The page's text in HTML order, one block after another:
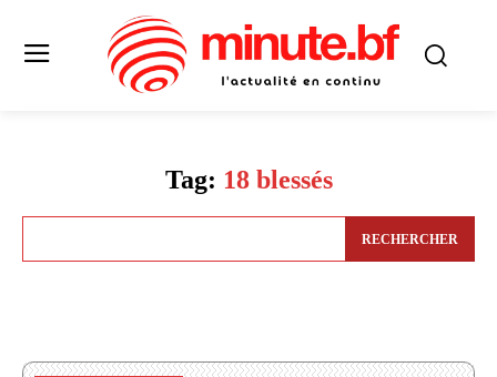
Tag: 18 blessés
RECHERCHER